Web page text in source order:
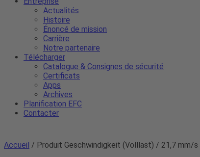
Actualités
Histoire
Énoncé de mission
Carrière
Notre partenaire
Télécharger
Catalogue & Consignes de sécurité
Certificats
Apps
Archives
Planification EFC
Contacter
Accueil / Produit Geschwindigkeit (Volllast) / 21,7 mm/s